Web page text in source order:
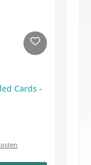
Cards -